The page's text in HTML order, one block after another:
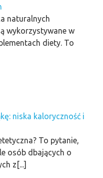
naturalnych
wykorzystywane w
diety. To
niska kaloryczność i
To pytanie,
osób dbających o
z[...]